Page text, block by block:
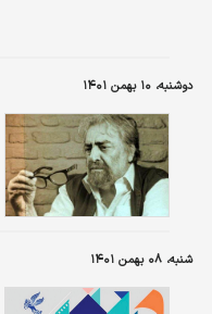
دوشنبه، ۱۰ بهمن ۱۴۰۱
شنبه، ۰۸ بهمن ۱۴۰۱